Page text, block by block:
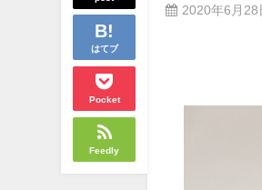
はてブ
Pocket
Feedly
2020年6月28